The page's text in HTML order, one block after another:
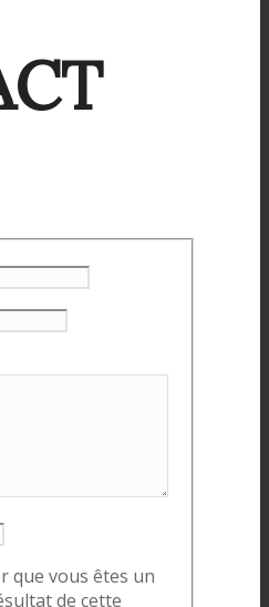
que vous êtes un
de cette